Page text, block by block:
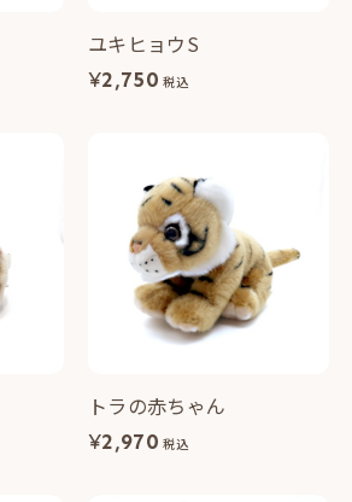
ユキヒョウS
¥2,750 税込
トラの赤ちゃん
¥2,970 税込